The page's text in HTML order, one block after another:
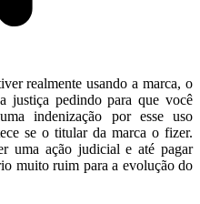
realmente usando a marca, o
justiça pedindo para que você
indenização por esse uso
se o titular da marca o fizer.
uma ação judicial e até pagar
muito ruim para a evolução do